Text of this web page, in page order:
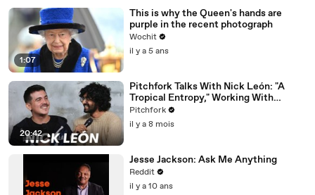
1:07
This is why the Queen's hands are
purple in the recent photograph
Wochit
il y a 5 ans
20:42
Pitchfork Talks With Nick León: "A
Tropical Entropy," Working With
Rosalía & Going Solo
Pitchfork
il y a 8 mois
Jesse Jackson: Ask Me Anything
Reddit
il y a 10 ans